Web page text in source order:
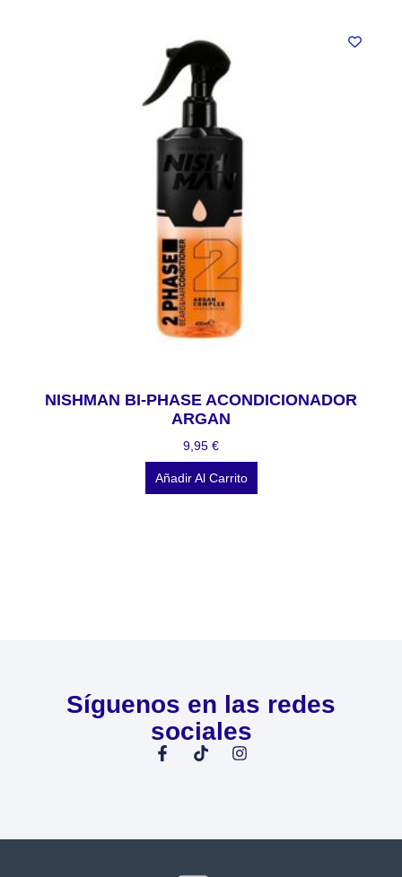
NISHMAN BI-PHASE ACONDICIONADOR
ARGAN
9,95 €
Añadir Al Carrito
Síguenos en las redes
sociales